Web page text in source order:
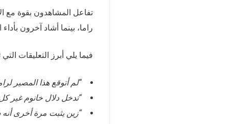
تفاعل المشاهدون بقوة مع
راما، بينما أشاد آخرون بأداء
فيما يلي أبرز التعليقات
“لم أتوقع هذا المصير
“تدخل دلال خانوم غير
“زين يثبت مرة أخرى